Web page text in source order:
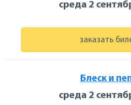
среда 2
заказать
Блеск и
среда 2